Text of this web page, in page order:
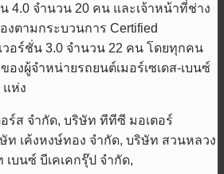
น 4.0 จำนวน 20 คน และเจ้าหน้าที่ช่าง
งตามกระบวนการ Certified
วอร์ชั่น 3.0 จำนวน 22 คน โดยทุกคน
องผู้จำหน่ายรถยนต์เมอร์เซเดส-เบนซ์
แห่ง
ร์ส จำกัด, บริษัท ทีทีซี มอเตอร์
ท เค้งหงษ์ทอง จำกัด, บริษัท สวนหลวง
บนซ์ บีเคเคกรุ๊ป จำกัด,